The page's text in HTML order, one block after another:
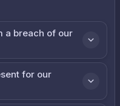
a breach of our
for our